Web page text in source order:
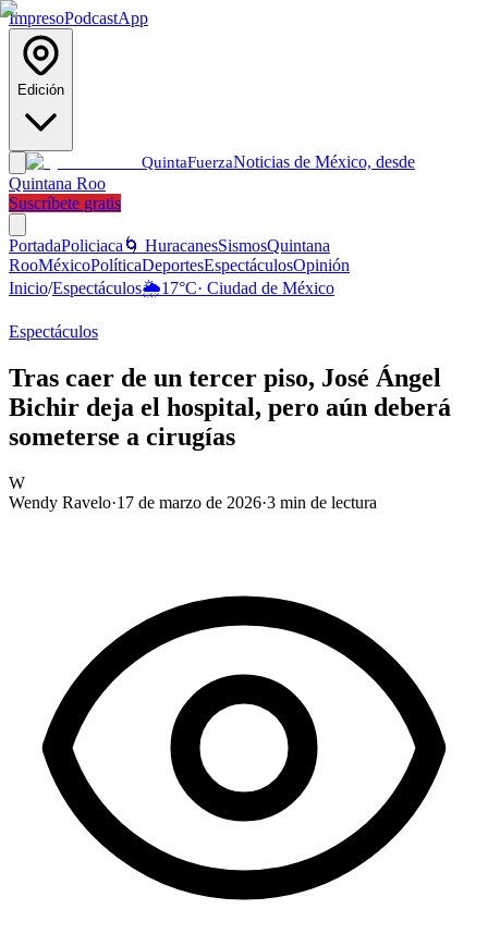
ImpresoPodcastApp
Edición
QuintaFuerzaNoticias de México, desde
Quintana Roo
Suscríbete gratis
PortadaPoliciaca 🌀 HuracanesSismosQuintana
RooMéxicoPolíticaDeportesEspectáculosOpinión
Inicio/Espectáculos🌦️17°C· Ciudad de México
Espectáculos
Tras caer de un tercer piso, José Ángel
Bichir deja el hospital, pero aún deberá
someterse a cirugías
W
Wendy Ravelo·17 de marzo de 2026·3 min de lectura